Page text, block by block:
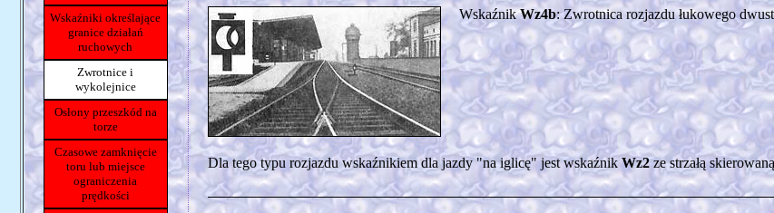
Wskaźniki określające
granice działań
ruchowych
Zwrotnice i
wykolejnice
Osłony przeszkód na
torze
Czasowe zamknięcie
toru lub miejsce
ograniczenia
prędkości
WskaźnikWz4b: Zwrotnica rozjazdu łukowego
Dla tego typu rozjazdu wskaźnikiem dla jazdy "na iglicę" jest wskaźnik Wz2ze strzałą